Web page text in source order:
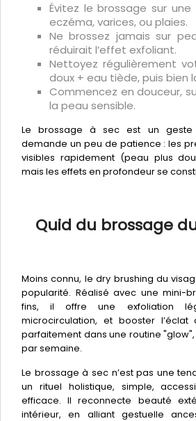
Évitez le brossage sur
eczéma, varices, ou plaies.
Ne brossez jamais sur
réduirait l’effet exfoliant.
Nettoyez régulièrement
doux + eau tiède, puis bien
Commencez en douceur,
la peau sensible.
Le brossage à sec est un geste
demande un peu de patience : les
visibles rapidement (peau plus
mais les effets en profondeur se
Quid du brossage
Moins connu, le dry brushing du
popularité. Réalisé avec une mini-
fins, il offre une exfoliation
microcirculation, et booster l’éclat
parfaitement dans une routine "glow",
par semaine.
Le brossage à sec n’est pas une
un rituel holistique, simple,
efficace. Il reconnecte beauté
intérieur, en alliant gestuelle